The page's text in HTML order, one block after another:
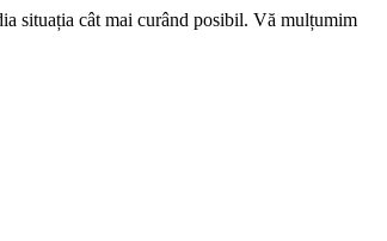
situația cât mai curând posibil. Vă mulțumim